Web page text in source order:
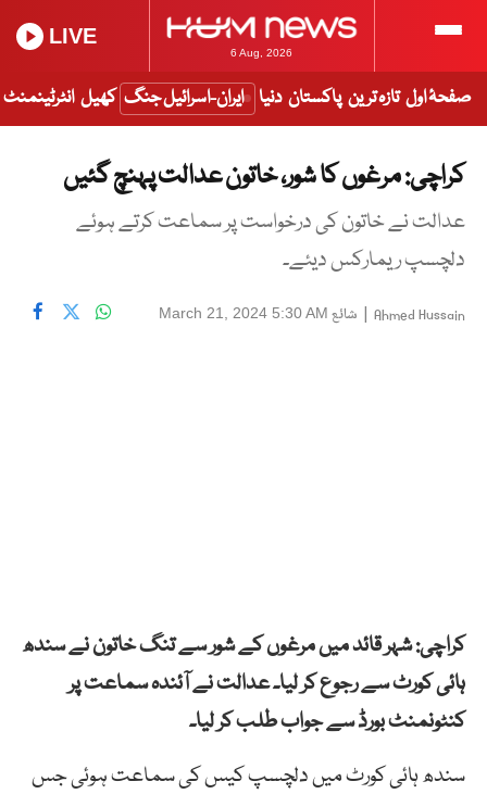
6 Aug, 2026
LIVE
صفحۂ اول تازہ ترین پاکستان دنیا ایران-اسرائیل جنگ کھیل انٹرٹینمنٹ
کراچی: مرغوں کا شور، خاتون عدالت پہنچ گئیں
عدالت نے خاتون کی درخواست پر سماعت کرتے ہوئے
دلچسپ ریمارکس دیئے۔
Ahmed Hussain
| شائع March 21, 2024 5:30 AM
کراچی: شہر قائد میں مرغوں کے شور سے تنگ خاتون نے سندھ
ہائی کورٹ سے رجوع کر لیا۔ عدالت نے آئندہ سماعت پر
کنٹونمنٹ بورڈ سے جواب طلب کر لیا۔
سندھ ہائی کورٹ میں دلچسپ کیس کی سماعت ہوئی جس